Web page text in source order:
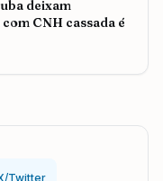
deixam
CNH cassada é
Twitter